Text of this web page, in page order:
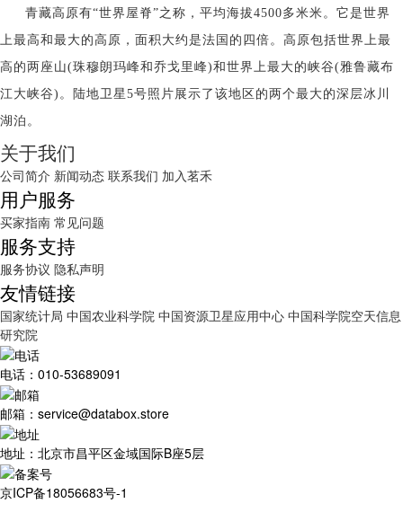
青藏高原有“世界屋脊”之称，平均海拔4500多米米。它是世界
上最高和最大的高原，面积大约是法国的四倍。高原包括世界上最
高的两座山(珠穆朗玛峰和乔戈里峰)和世界上最大的峡谷(雅鲁藏布
江大峡谷)。
陆地卫星5号照片展示了该地区的两个最大的深层冰川
湖泊。
关于我们
公司简介 新闻动态 联系我们 加入茗禾
用户服务
买家指南 常见问题
服务支持
服务协议 隐私声明
友情链接
国家统计局 中国农业科学院 中国资源卫星应用中心 中国科学院空天信息
研究院
电话：010-53689091
邮箱：service@databox.store
地址：北京市昌平区金域国际B座5层
京ICP备18056683号-1